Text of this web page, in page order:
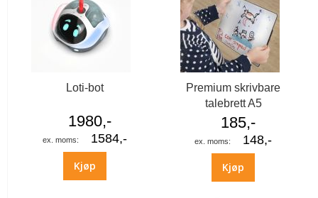
Loti-bot
1980,-
1584,-
Kjøp
Premium skrivbare
talebrett A5
185,-
148,-
Kjøp